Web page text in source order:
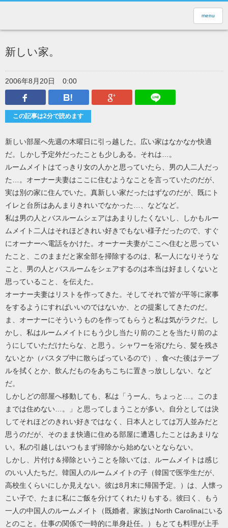
menu
新しい家。
2006年8月20日
0:00
Facebook
はてなブックマークGoogle Plus
この記事は2分で読めます
新しい部屋へ先週の木曜日に引っ越した。広い家はなかなか快適
だ。しかし予定外だったことも少しある。それは…。
ルームメイトはてっきり女の人かと思っていたら、男の人二人だっ
た…。オーナー夫妻はここに住むようなことを言っていたのだが、
実は別の家に住んでいた。真新しい家だったはずなのだが、既にト
イレと台所はあんまりきれいでなかった…、などなど。
私は男の人とバスルームシェアはあまりしたくないし、しかもルー
ムメイト二人はそれほどきれい好きでもない様子だったので、すぐ
にオーナーへ電話をかけた。オーナー夫妻がここへ住むと思ってい
たこと、このままだと家全部を掃除するのは、私一人になりそうな
こと、男の人とバスルームをシェアするのは本当は好ましくないと
思っていること、を伝えた。
オーナー夫妻はリストを作ってきた。そしてそれで皆が平等に家事
をするようにすればいいのではないか、との提案してきたのだ。
ま、オーナーにそういうものを作ってもらうと私は気がラクだ。し
かし、私はルームメイトにもう少し当たり前のことを当たり前のよ
うにしていただけたらな、と思う。シャワーを浴びたら、髪を残さ
ないとか（バスタブ中に散らばっているので）、食べた後はテーブ
ルを拭くとか、飲んだものをあちこちに置きっ放ししない、など
だ。
しかしどの部屋へ移動しても、私は「うーん、ちょっと…。このま
までは住めない…。」と思ってしまうことが多い。自分としては決
してそれほどのきれい好きではなく、日本人としては万人並みだと
思うのだが、そのまま快適に住める部屋に遭遇したことはあまりな
い。私の引越しはいつもまず掃除から始めないとならない。
しかし、片付け＆掃除ということを除いては、ルームメイトは感じ
のいい人たちだ。韓国人のルームメイトの子（韓国で医学生だが、
高校生くらいにしか見えない。彼は8月末に帰国予定。）は、人懐っ
こい子で、たまに私にご飯を分けてくれたりもする。彼曰く、もう
一人の中国人のルームメイト（既婚者。家族はNorth Carolinaにいる
とのこと。仕事の関係で一時的に単身赴任。）もとても料理が上手